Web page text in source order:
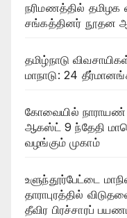
நரிமணத்தில் தமிழக
சங்கத்தினர் நூதன
தமிழ்நாடு
மாநாடு: 24
கோவையில் நாராயண்
ஆகஸ்ட் 9 ந்தேதி
வழங்கும் முகாம்
உளுந்தூர்பேட்டை
தாராபுரத்தில்
தீவிர பிரச்சாரப்